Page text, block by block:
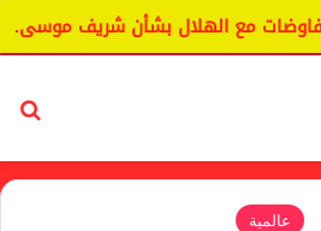
مع الهلال بشأن شريف موسى.
عالمية